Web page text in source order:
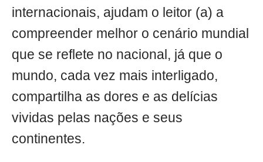
internacionais, ajudam o leitor (a) a
compreender melhor o cenário mundial
que se reflete no nacional, já que o
mundo, cada vez mais interligado,
compartilha as dores e as delícias
vividas pelas nações e seus
continentes.